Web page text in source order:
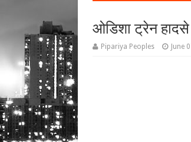
ओडिशा ट्रेन हादसे
Pipariya Peoples June